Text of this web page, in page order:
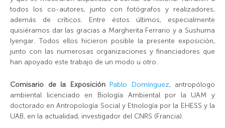
todos los co-autores, junto con fotógrafos y realizadores,
además de críticos. Entre éstos últimos, especialmente
quisiéramos dar las gracias a Margherita Ferrario y a Sushuma
Iyengar. Todos ellos hicieron posible la presente exposición,
junto con las numerosas organizaciones y financiadores que
han apoyado este trabajo de un modo u otro.
Comisario de la Exposición Pablo Domínguez, antropólogo
ambiental licenciado en Biología Ambiental por la UAM y
doctorado en Antropología Social y Etnología por la EHESS y la
UAB, en la actualidad, investigador del CNRS (Francia).